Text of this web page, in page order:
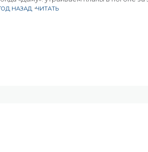
Всего 2 месяца назад
НАЗАД ЧИТАТЬ